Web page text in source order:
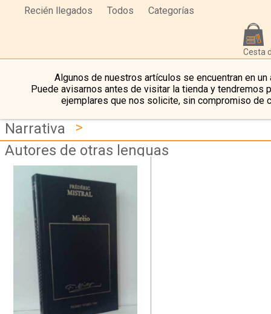
Recién llegados Todos Categorías
Cesta
Algunos de nuestros artículos se encuentran en un
Puede avisarnos antes de visitar la tienda y tendremos
ejemplares que nos solicite, sin compromiso de
Narrativa
>
Autores de otras lenguas